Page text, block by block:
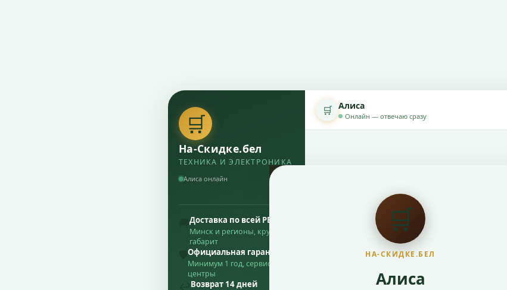
🛒
НА-СКИДКЕ.БЕЛ
Алиса
🛒
На-Скидке.бел
ТЕХНИКА И ЭЛЕКТРОНИКА
Алиса онлайн
Доставка по всей РБ
Минск и регионы, крупный
габарит
Официальная гарантия
Минимум 1 год, сервисные
центры
Возврат 14 дней
🛒 Алиса
Онлайн — отвечаю сразу